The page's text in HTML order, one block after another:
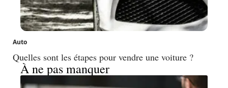
Auto
Quelles sont les étapes pour vendre une voiture ?
À ne pas manquer